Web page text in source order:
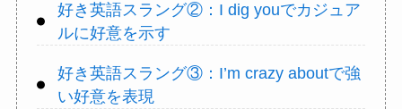
好き英語スラング②：I dig youでカジュア
ルに好意を示す
好き英語スラング③：I’m crazy aboutで強
い好意を表現